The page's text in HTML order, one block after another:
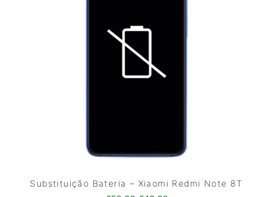
Substituição Bateria – Xiaomi Redmi Note 8T